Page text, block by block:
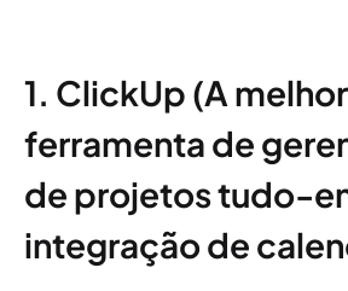
1. ClickUp (A melhor
ferramenta de
de projetos tudo-
integração de